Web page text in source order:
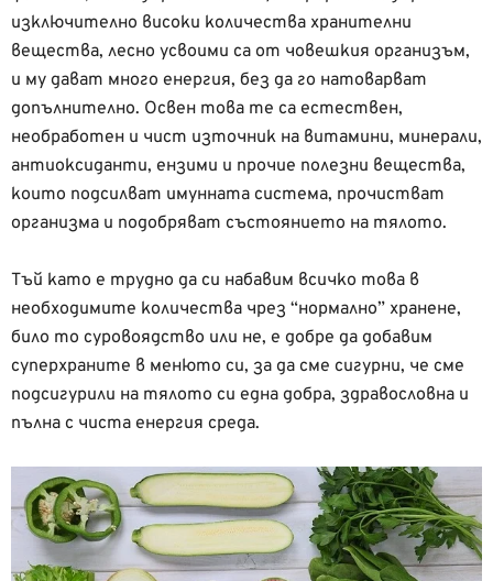
изключително високи количества хранителни
вещества, лесно усвоими са от човешкия организъм,
и му дават много енергия, без да го натоварват
допълнително. Освен това те са естествен,
необработен и чист източник на витамини, минерали,
антиоксиданти, ензими и прочие полезни вещества,
които подсилват имунната система, прочистват
организма и подобряват състоянието на тялото.
Тъй като е трудно да си набавим всичко това в
необходимите количества чрез “нормално” хранене,
било то суровоядство или не, е добре да добавим
суперхраните в менюто си, за да сме сигурни, че сме
подсигурили на тялото си една добра, здравословна и
пълна с чиста енергия среда.